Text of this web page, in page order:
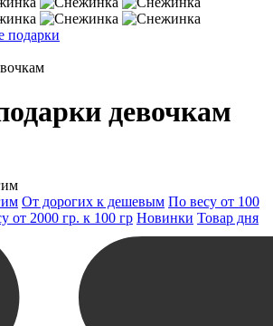
подарки
девочкам
От дорогих к дешевым По весу от 100
от 2000 гр. к 100 гр Новинки Товар дня